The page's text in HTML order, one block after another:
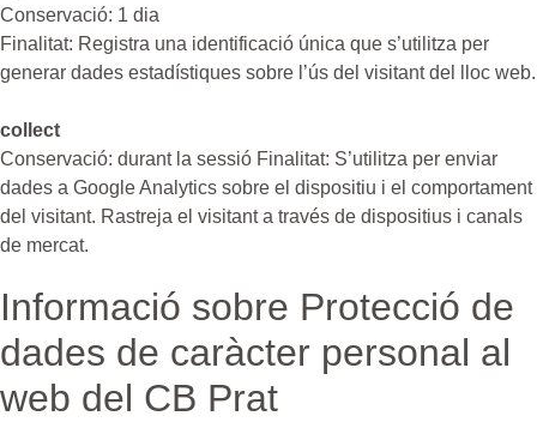
Conservació: 1 dia
Finalitat: Registra una identificació única que s’utilitza per
generar dades estadístiques sobre l’ús del visitant del lloc web.
collect
Conservació: durant la sessió Finalitat: S’utilitza per enviar
dades a Google Analytics sobre el dispositiu i el comportament
del visitant. Rastreja el visitant a través de dispositius i canals
de mercat.
Informació sobre Protecció de
dades de caràcter personal al
web del CB Prat